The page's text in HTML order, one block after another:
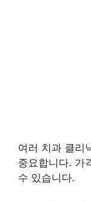
여러 치과 클리
중요합니다. 가
수 있습니다.